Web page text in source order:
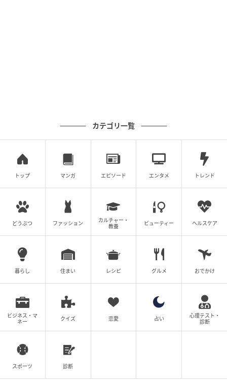
カテゴリ一覧
トップ マンガ エピソード エンタメ トレンド
どうぶつ ファッション
カルチャー・
教養
ビューティー ヘルスケア
暮らし 住まい レシピ グルメ おでかけ
ビジネス・マ
ネー
クイズ 恋愛 占い
心理テスト・
診断
スポーツ 診断